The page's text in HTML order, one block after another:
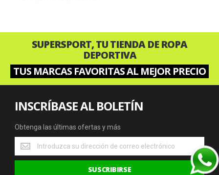
SUPERSPORT, TU TIENDA DE ROPA
DEPORTIVA
TUS MARCAS FAVORITAS AL MEJOR PRECIO
INSCRÍBASE AL BOLETÍN
Obtenga las últimas ofertas y más
Obtenga
las
últimas
SUSCRIBIRSE